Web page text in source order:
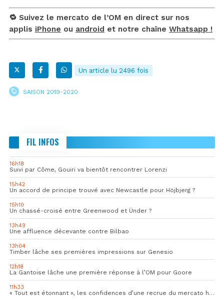
🔁 Suivez le mercato de l’OM en direct sur nos
applis iPhone ou android et notre chaîne Whatsapp !
Un article lu 2496 fois
SAISON 2019-2020
FIL INFOS
16h18
Suivi par Côme, Gouiri va bientôt rencontrer Lorenzi
15h42
Un accord de principe trouvé avec Newcastle pour Höjbjerg ?
15h10
Un chassé-croisé entre Greenwood et Ünder ?
13h49
Une affluence décevante contre Bilbao
13h04
Timber lâche ses premières impressions sur Genesio
12h18
La Gantoise lâche une première réponse à l’OM pour Goore
11h33
« Tout est étonnant », les confidences d’une recrue du mercato hivernal de l’OM